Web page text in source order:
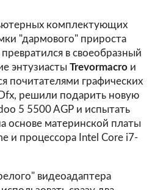
комплектующих
"дармового" прироста
в своеобразный
энтузиасты Trevormacro и
почитателями графических
решили подарить новую
5 5500 AGP и испытать
основе материнской платы
и процессора Intel Core i7-
видеоадаптера